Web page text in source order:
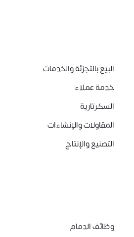
البيع بالتجزئة والخدمات
خدمة عملاء
السكرتارية
المقاولات والإنشاءات
التصنيع والإنتاج
وظائف الدمام